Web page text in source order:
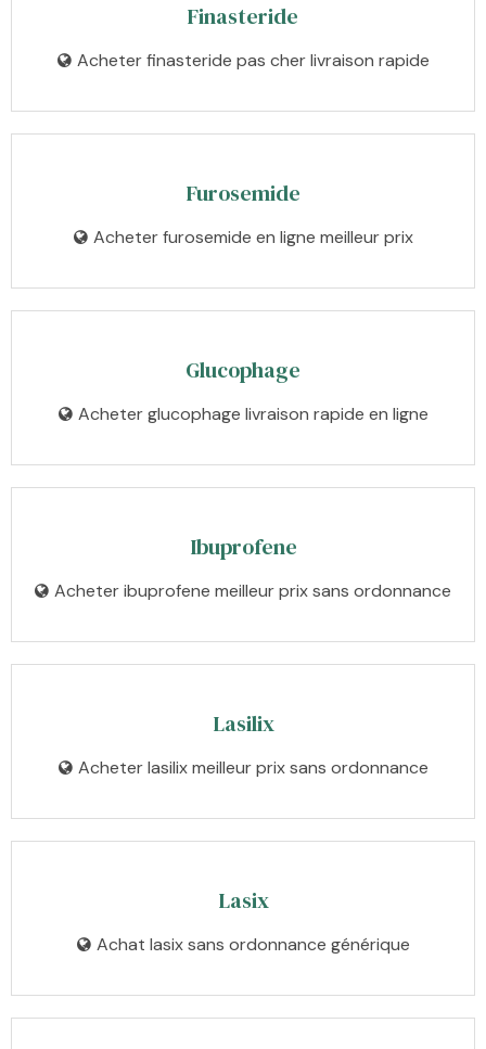
Finasteride
Acheter finasteride pas cher livraison rapide
Furosemide
Acheter furosemide en ligne meilleur prix
Glucophage
Acheter glucophage livraison rapide en ligne
Ibuprofene
Acheter ibuprofene meilleur prix sans ordonnance
Lasilix
Acheter lasilix meilleur prix sans ordonnance
Lasix
Achat lasix sans ordonnance générique